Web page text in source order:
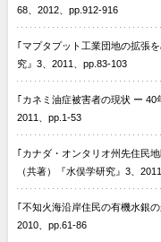
68、2012、pp.912-916
｢マプタプット工業団地の拡張
究』3、2011、pp.83-103
｢カネミ油症被害者の現状 ー 40
2011、pp.1-53
｢カナダ・オンタリオ州先住民
（共著）『水俣学研究』3、
｢不知火海沿岸住民の有機水銀
2010、pp.61-86